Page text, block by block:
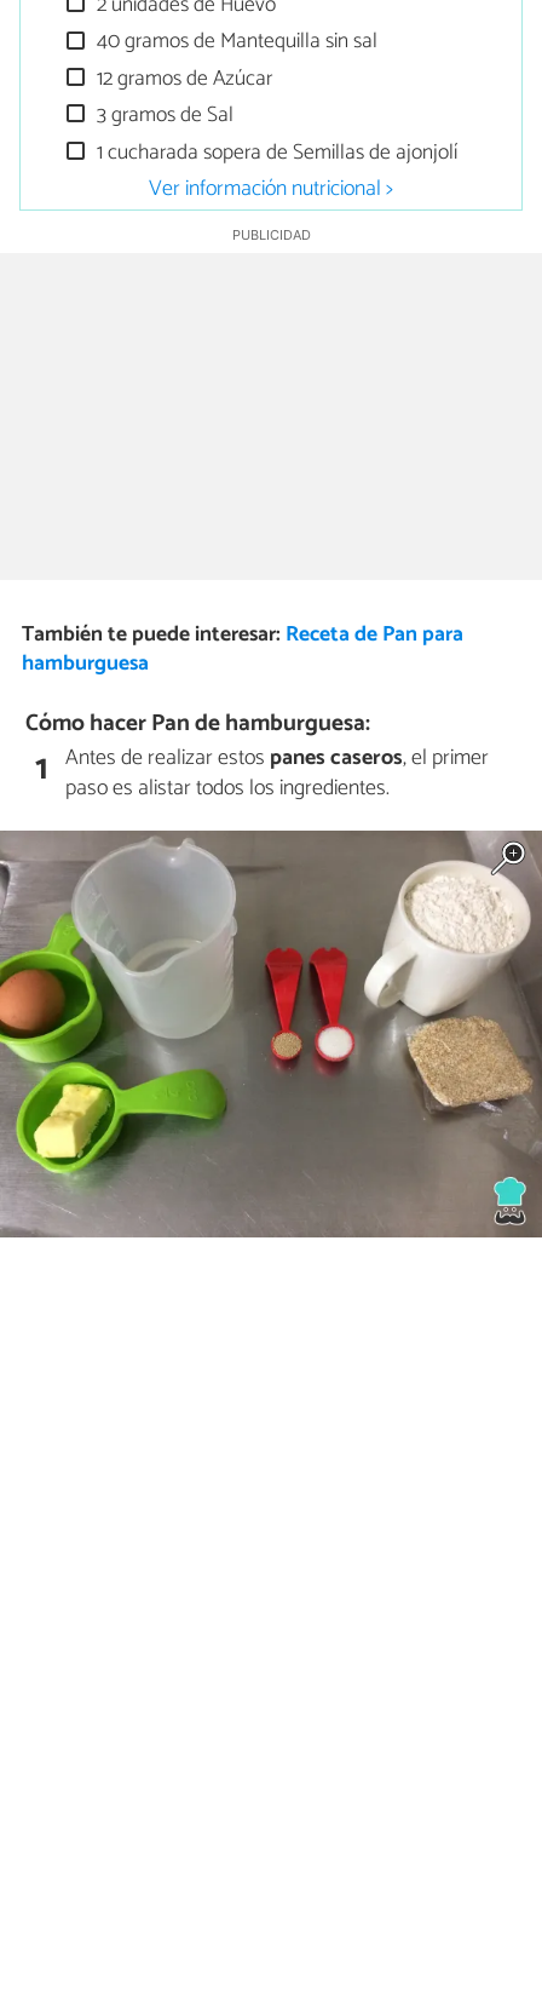
40 gramos de Mantequilla sin sal
12 gramos de Azúcar
3 gramos de Sal
1 cucharada sopera de Semillas de ajonjolí
Ver información nutricional >
También te puede interesar: Receta de Pan para
hamburguesa
Cómo hacer Pan de hamburguesa:
1 Antes de realizar estos panes caseros, el primer
paso es alistar todos los ingredientes.